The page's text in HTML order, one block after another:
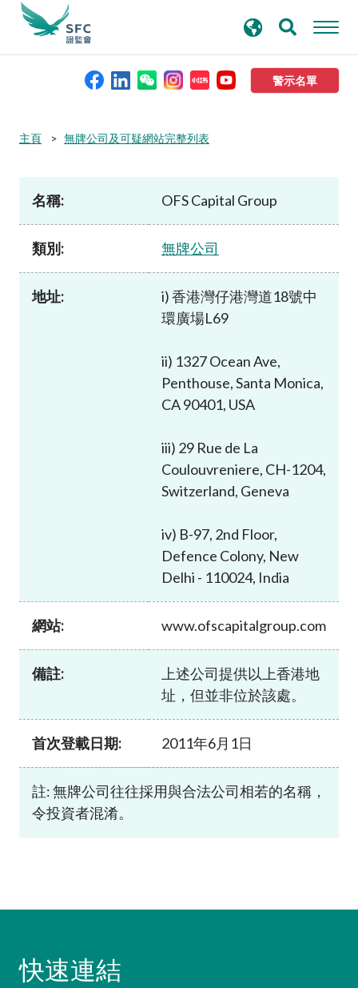
警示名單
本會簡介
規則及標準
資料庫
尋
主頁 無牌公司及可疑網站完整列表
名稱: OFS Capital Group
類別: 無牌公司
地址:
i) 香港灣仔港灣道18號中
環廣場L69
ii) 1327 Ocean Ave,
Penthouse, Santa Monica,
CA 90401, USA
iii) 29 Rue de La
Coulouvreniere, CH-1204,
Switzerland, Geneva
iv) B-97, 2nd Floor,
Defence Colony, New
Delhi - 110024, India
網站: www.ofscapitalgroup.com
備註:
上述公司提供以上香港地
址，但並非位於該處。
首次登載日期: 2011年6月1日
註: 無牌公司往往採用與合法公司相若的名稱，
令投資者混淆。
快速連結